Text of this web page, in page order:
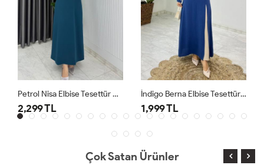
Petrol Nisa Elbise Tesettür Giyim
2,299 TL
İndigo Berna Elbise Tesettür Giyim
1,999 TL
Çok Satan Ürünler